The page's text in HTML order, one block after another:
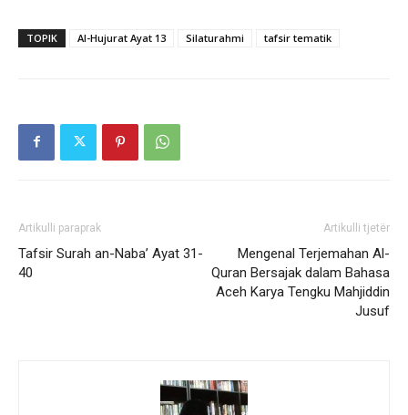
TOPIK Al-Hujurat Ayat 13 Silaturahmi tafsir tematik
Artikulli paraprak
Tafsir Surah an-Naba’ Ayat 31-
40
Artikulli tjetër
Mengenal Terjemahan Al-
Quran Bersajak dalam Bahasa
Aceh Karya Tengku Mahjiddin
Jusuf